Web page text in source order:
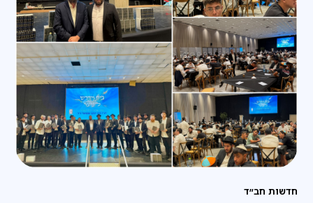
חדשות חב״ד